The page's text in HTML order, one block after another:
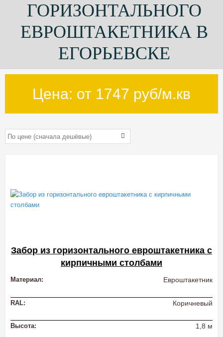
ГОРИЗОНТАЛЬНОГО
ЕВРОШТАКЕТНИКА В
ЕГОРЬЕВСКЕ
Цена: от 1747 руб/м.кв
Забор из горизонтального евроштакетника с
кирпичными столбами
Материал: Евроштакетник
RAL: Коричневый
Высота: 1,8 м